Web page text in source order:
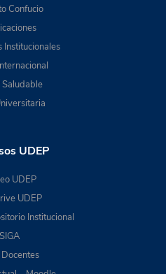
Confucio
Institucionales
Saludable
UDEP
UDEP
UDEP
Institucional
SIGA